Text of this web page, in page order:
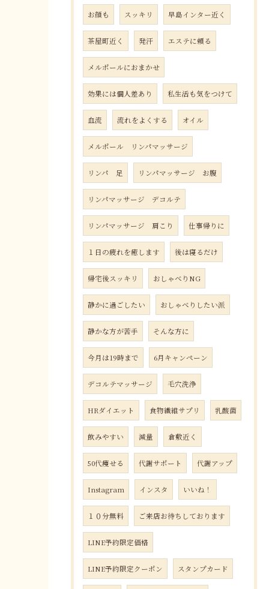
お顔も スッキリ 早島インター近く
茶屋町近く 発汗 エステに頼る
メルポールにおまかせ
効果には個人差あり 私生活も気をつけて
血流 流れをよくする オイル
メルポール リンパマッサージ
リンパ 足 リンパマッサージ お腹
リンパマッサージ デコルテ
リンパマッサージ 肩こり 仕事帰りに
１日の疲れを癒します 後は寝るだけ
帰宅後スッキリ おしゃべりNG
静かに過ごしたい おしゃべりしたい派
静かな方が苦手 そんな方に
今月は19時まで 6月キャンペーン
デコルテマッサージ 毛穴洗浄
HRダイエット 食物繊維サプリ 乳酸菌
飲みやすい 減量 倉敷近く
50代痩せる 代謝サポート 代謝アップ
Instagram インスタ いいね！
１０分無料 ご来店お待ちしております
LINE予約限定価格
LINE予約限定クーポン スタンプカード